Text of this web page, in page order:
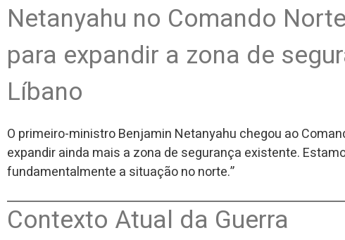
Netanyahu no Comando
para expandir a zona de
Líbano
O primeiro-ministro Benjamin Netanyahu chegou ao
expandir ainda mais a zona de segurança existente.
fundamentalmente a situação no norte.”
Contexto Atual da Guerra